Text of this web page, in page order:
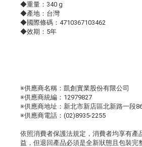
◆重量：340 g
◆產地：台灣
◆國際條碼：4710367103462
◆效期：5年
※供應商名稱：凱創實業股份有限公司
※供應商統編：12979827
※供應商地址：新北市新店區北新路一段
※供應商電話：(02)8935-2255
依照消費者保護法規定，消費者均享有產
益，但退回產品必須是全新狀態且包裝完